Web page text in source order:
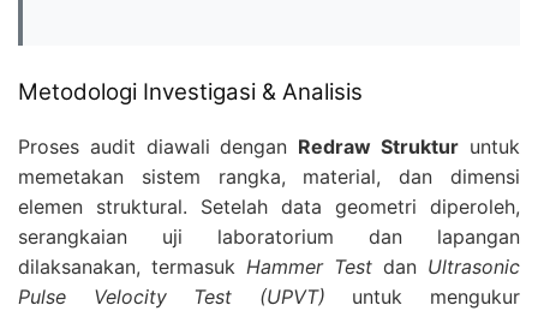
Metodologi Investigasi & Analisis
Proses audit diawali dengan Redraw Struktur untuk
memetakan sistem rangka, material, dan dimensi
elemen struktural. Setelah data geometri diperoleh,
serangkaian uji laboratorium dan lapangan
dilaksanakan, termasuk Hammer Test dan Ultrasonic
Pulse Velocity Test (UPVT) untuk mengukur